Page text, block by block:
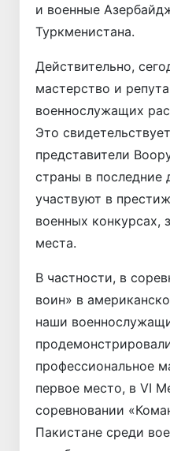
и военные
Туркменистана.
Действительно,
мастерство и
военнослужащих
Это
представители
страны в последние
участвуют в
военных конкурсах,
места.
В частности, в
воин» в
наши
профессиональное
первое место, в VI
соревновании
Пакистане среди